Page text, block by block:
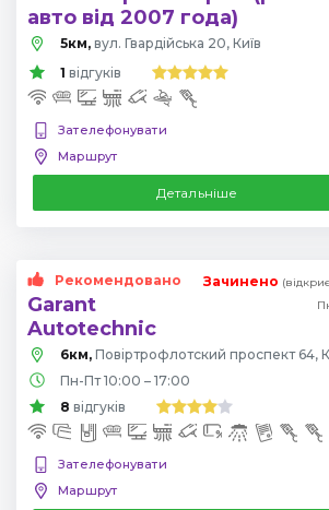
авто від 2007 года)
5км, вул. Гвардійська 20, Київ
1 відгуків
Зателефонувати
Маршрут
Детальніше
Рекомендовано
Garant
Autotechnic
Зачинено
6км,
Повіртрофлотский
Пн-Пт 10:00 – 17:00
8 відгуків
Зателефонувати
Маршрут